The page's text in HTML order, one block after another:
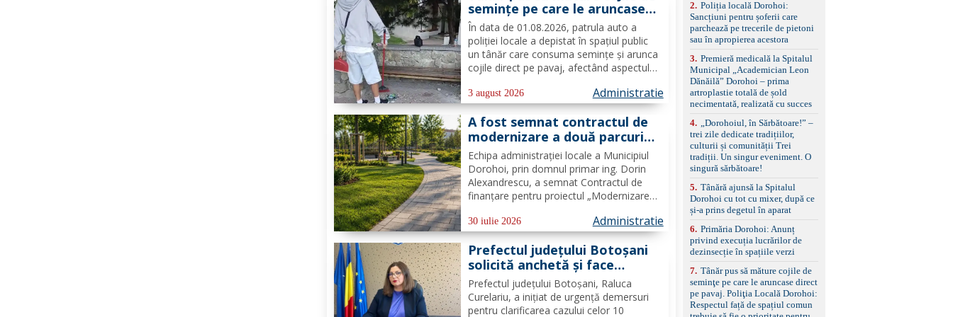
seminţe pe care le aruncase
direct pe pavaj. Poliţia Locală
Dorohoi: Respectul față de
spațiul comun trebuie să fie o
prioritate pentru fiecare
În data de 01.08.2026, patrula auto a
poliției locale a depistat în spațiul public
un tânăr care consuma semințe și arunca
cojile direct pe pavaj, afectând aspectul
prioritatea Poliției Locale este prevenția și
educarea spiritului civic, polițiștii l-au...
3 august 2026 Administratie
A fost semnat contractul de
modernizare a două parcuri
din municipiul Dorohoi prin
fonduri europene
Echipa administrației locale a Municipiul
Dorohoi, prin domnul primar ing. Dorin
Alexandrescu, a semnat Contractul de
finanțare pentru proiectul „Modernizare
Programul Regional 2021–2027 -
Prioritatea de investiții 3. Nord-Est - O
regiune durabilă, mai...
30 iulie 2026 Administratie
Prefectul județului Botoșani
solicită anchetă și face
demersuri pentru donarea de
trombocite direct la Botoșani
în cazul adolescentului din
Prefectul județului Botoșani, Raluca
Curelariu, a inițiat de urgență demersuri
pentru clarificarea cazului celor 10
reglaj lombar electric
pentru șofer și pasager
Volan multifuncțional
îmbrăcat în piele, cu
treptelor Adaptive cruise
control, asistent
schimbare bandă și
menținere bandă Faruri
bi-xenon adaptive cu
funcție Cornering,
asistent fază lungă
automată , lumini de zi
LED, proiectoare ceață
LED, spălătoare faruri
față/spate, cameră
marșarier Keyless entry
& start, geamuri electrice
electrice, încălzite și
rabatabile Sistem hands-
free, Bluetooth, USB
Sistem start/stop, frână
de parcare electrică,
anvelope vară runflat
Control presiune pneuri,
filtru de particule,
2. Poliția locală Dorohoi:
Sancțiuni pentru șoferii care
parchează pe trecerile de pietoni
sau în apropierea acestora
3. Premieră medicală la Spitalul
Municipal „Academician Leon
Dănăilă” Dorohoi – prima
artroplastie totală de șold
necimentată, realizată cu succes
4.
„Dorohoiul, în Sărbătoare!” –
trei zile dedicate tradițiilor,
culturii și comunității Trei
tradiții. Un singur eveniment. O
singură sărbătoare!
5. Tânără ajunsă la Spitalul
Dorohoi cu tot cu mixer, după ce
și-a prins degetul în aparat
6. Primăria Dorohoi: Anunț
privind execuția lucrărilor de
dezinsecție în spațiile verzi
7. Tânăr pus să măture cojile de
seminţe pe care le aruncase direct
pe pavaj. Poliţia Locală Dorohoi:
Respectul față de spațiul comun